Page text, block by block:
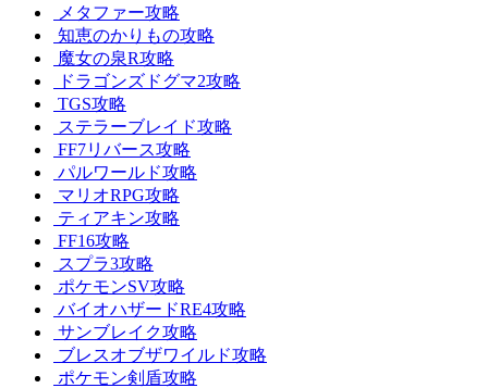
メタファー攻略
知恵のかりもの攻略
魔女の泉R攻略
ドラゴンズドグマ2攻略
TGS攻略
ステラーブレイド攻略
FF7リバース攻略
パルワールド攻略
マリオRPG攻略
ティアキン攻略
FF16攻略
スプラ3攻略
ポケモンSV攻略
バイオハザードRE4攻略
サンブレイク攻略
ブレスオブザワイルド攻略
ポケモン剣盾攻略